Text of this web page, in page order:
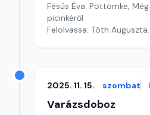
Fésűs Éva: Pöttömke,
picinkéről
Felolvassa: Tóth Auguszta
2025. 11. 15. szombat
Varázsdoboz